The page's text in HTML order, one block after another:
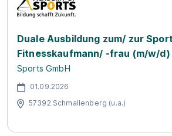
Duale Ausbildung zum/ zur
Fitnesskaufmann/ -frau (m/w/d)
Sports GmbH
01.09.2026
57392 Schmallenberg (u.a.)